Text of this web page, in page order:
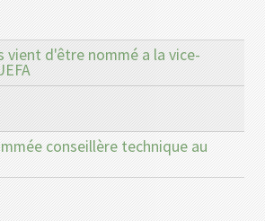
vient d'être nommé a la vice-
conseillère technique au